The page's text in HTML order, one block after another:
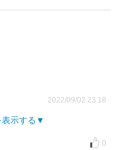
2022/09/02 23:18
示する
0